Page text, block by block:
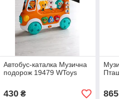
Автобус-каталка Музична
подорож 19479 WToys
430₴ 865